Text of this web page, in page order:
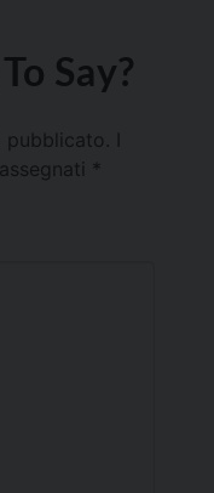
Say?
pubblicato.
*